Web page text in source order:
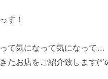
す！
て気になって気になって…
たお店をご紹介致します